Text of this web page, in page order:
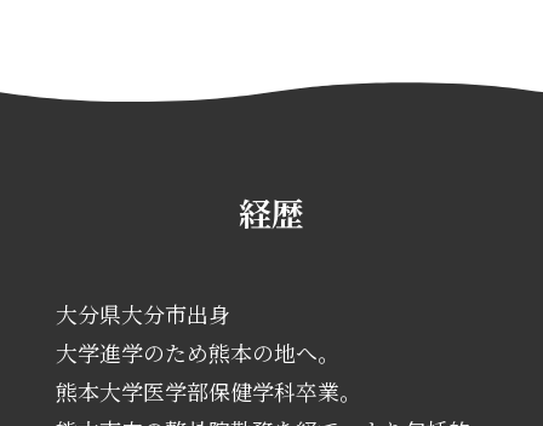
経歴
大分県大分市出身
大学進学のため熊本の地へ。
熊本大学医学部保健学科卒業。